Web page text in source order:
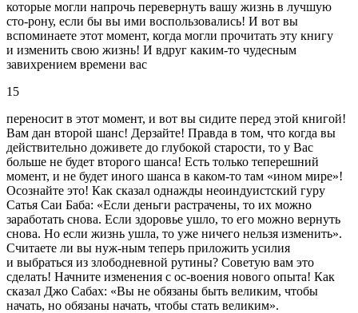
которые могли напрочь перевернуть вашу жизнь в лучшую
сто-рону, если бы вы ими воспользовались! И вот вы
вспоминаете этот момент, когда могли прочитать эту книгу
и изменить свою жизнь! И вдруг каким-то чудесным
завихрением времени вас
15
переносит в этот момент, и вот вы сидите перед этой книгой!
Вам дан второй шанс! Дерзайте! Правда в том, что когда вы
действительно доживете до глубокой старости, то у Вас
больше не будет второго шанса! Есть только теперешний
момент, и не будет иного шанса в каком-то там «ином мире»!
Осознайте это! Как сказал однажды неоиндуистский гуру
Сатья Саи Баба: «Если деньги растрачены, то их можно
заработать снова. Если здоровье ушло, то его можно вернуть
снова. Но если жизнь ушла, то уже ничего нельзя изменить».
Считаете ли вы нуж-ным теперь приложить усилия
и выбраться из злободневной рутины? Советую вам это
сделать! Начните изменения с ос-воения нового опыта! Как
сказал Джо Сабах: «Вы не обязаны быть великим, чтобы
начать, но обязаны начать, чтобы стать великим».